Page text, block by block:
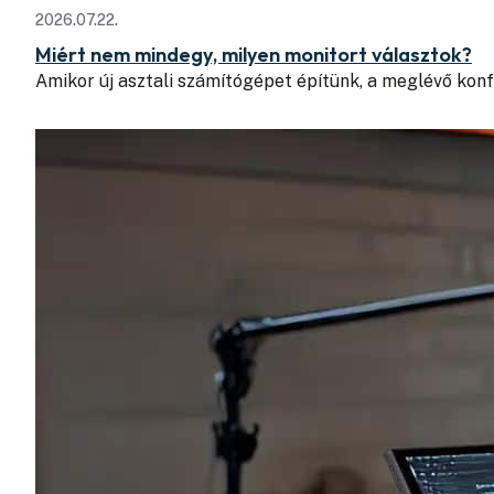
2026.07.22.
Miért nem mindegy, milyen monitort választok?
Amikor új asztali számítógépet építünk, a meglévő